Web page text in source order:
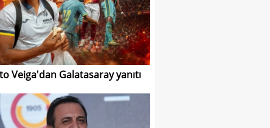
Veiga'dan Galatasaray yanıtı